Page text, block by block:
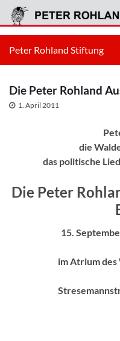
Peter Rohland Stiftung
Die Peter Rohland
1. April 2011
die
das politische
Die Peter
15.
im Atrium